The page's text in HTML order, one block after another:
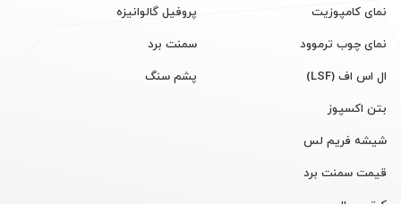
نمای کامپوزیت
نمای چوب ترموود
ال اس اف (LSF)
بتن اکسپوز
شیشه فریم لس
قیمت سمنت برد
پروفیل گالوانیزه
سمنت برد
پشم سنگ